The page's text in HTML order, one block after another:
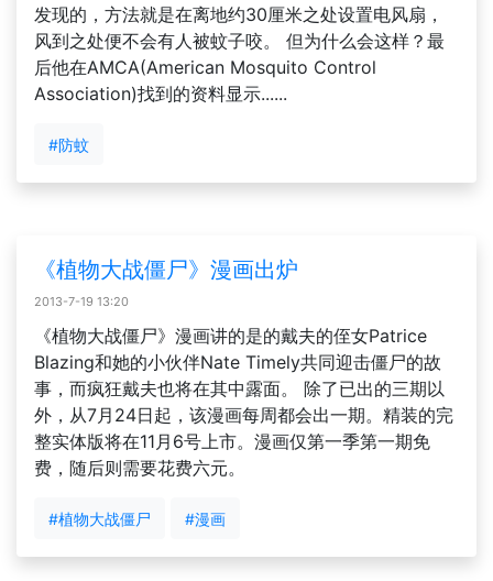
发现的，方法就是在离地约30厘米之处设置电风扇，
风到之处便不会有人被蚊子咬。 但为什么会这样？最
后他在AMCA(American Mosquito Control
Association)找到的资料显示......
#防蚊
《植物大战僵尸》漫画出炉
2013-7-19 13:20
《植物大战僵尸》漫画讲的是的戴夫的侄女Patrice
Blazing和她的小伙伴Nate Timely共同迎击僵尸的故
事，而疯狂戴夫也将在其中露面。 除了已出的三期以
外，从7月24日起，该漫画每周都会出一期。精装的完
整实体版将在11月6号上市。漫画仅第一季第一期免
费，随后则需要花费六元。
#植物大战僵尸 #漫画